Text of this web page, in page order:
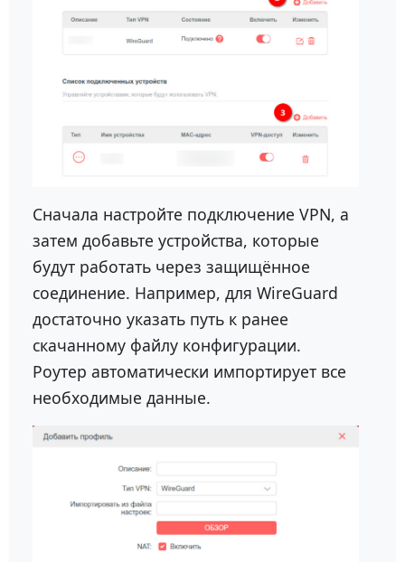
Сначала настройте подключение VPN, а
затем добавьте устройства, которые
будут работать через защищённое
соединение. Например, для WireGuard
достаточно указать путь к ранее
скачанному файлу конфигурации.
Роутер автоматически импортирует все
необходимые данные.